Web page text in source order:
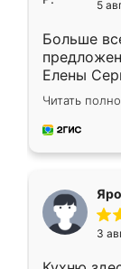
5
Больше
Елены
короткие
для
Читать
3